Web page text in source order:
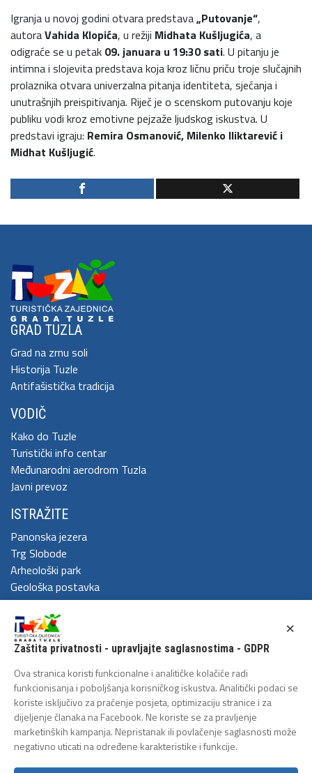
Igranja u novoj godini otvara predstava„Putovanje“,
autoraVahida Klopića, u režiji Midhata Kušljugića, a
odigraće se u petak 09. januara u 19:30 sati. U pitanju je
intimna i slojevita predstava koja kroz ličnu priču troje slučajnih
prolaznika otvara univerzalna pitanja identiteta, sjećanja i
unutrašnjih preispitivanja. Riječ je o scenskom putovanju koje
publiku vodi kroz emotivne pejzaže ljudskog iskustva. U
predstavi igraju: Remira Osmanović, Milenko Iliktarević i
Midhat Kušljugić.
GRAD TUZLA
Grad na zrnu soli
Historija Tuzle
Antifašistička tradicija
VODIČ
Kako do Tuzle
Turistički info centar
Međunarodni aerodrom Tuzla
Javni prevoz
ISTRAŽITE
Panonska jezera
Trg Slobode
Arheološki park
Geološka postavka
DOŽIVITE
Festival Kaleidoskop
Cum Grano Salis
Ljeto u Tuzli
Tuzlanski polumaraton
Tuzlanska biciklijada
ZAŠTITA LIČNIH PODATAKA
Politika privatnosti
Zaštita privatnosti - upravljajte saglasnostima - GDPR
×
Ova stranica koristi funkcionalne i analitičke kolačiće radi
funkcionisanja i poboljšanja korisničkog iskustva. Analitički podaci se
koriste isključivo za praćenje posjeta, optimizaciju stranice i za
dijeljenje članaka na Facebook. Ne koriste se za pravljenje
marketinških kampanja. Nepristanak ili povlačenje saglasnosti može
negativno uticati na određene karakteristike i funkcije.